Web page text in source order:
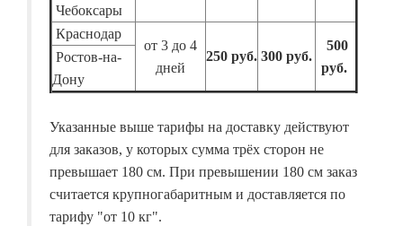
Чебоксары
Краснодар
от 3 до 4
дней
250 руб. 300 руб.
500
руб.
Ростов-на-
Дону
Указанные выше тарифы на доставку действуют
для заказов, у которых сумма трёх сторон не
превышает 180 см. При превышении 180 см заказ
считается крупногабаритным и доставляется по
тарифу "от 10 кг".